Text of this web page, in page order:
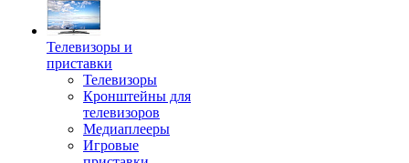
Телевизоры и
приставки
Телевизоры
Кронштейны для
телевизоров
Медиаплееры
Игровые